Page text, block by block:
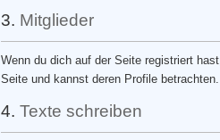
3. Mitglieder
Wenn du dich auf der Seite registriert
Seite und kannst deren Profile betrachten.
4.Texte schreiben